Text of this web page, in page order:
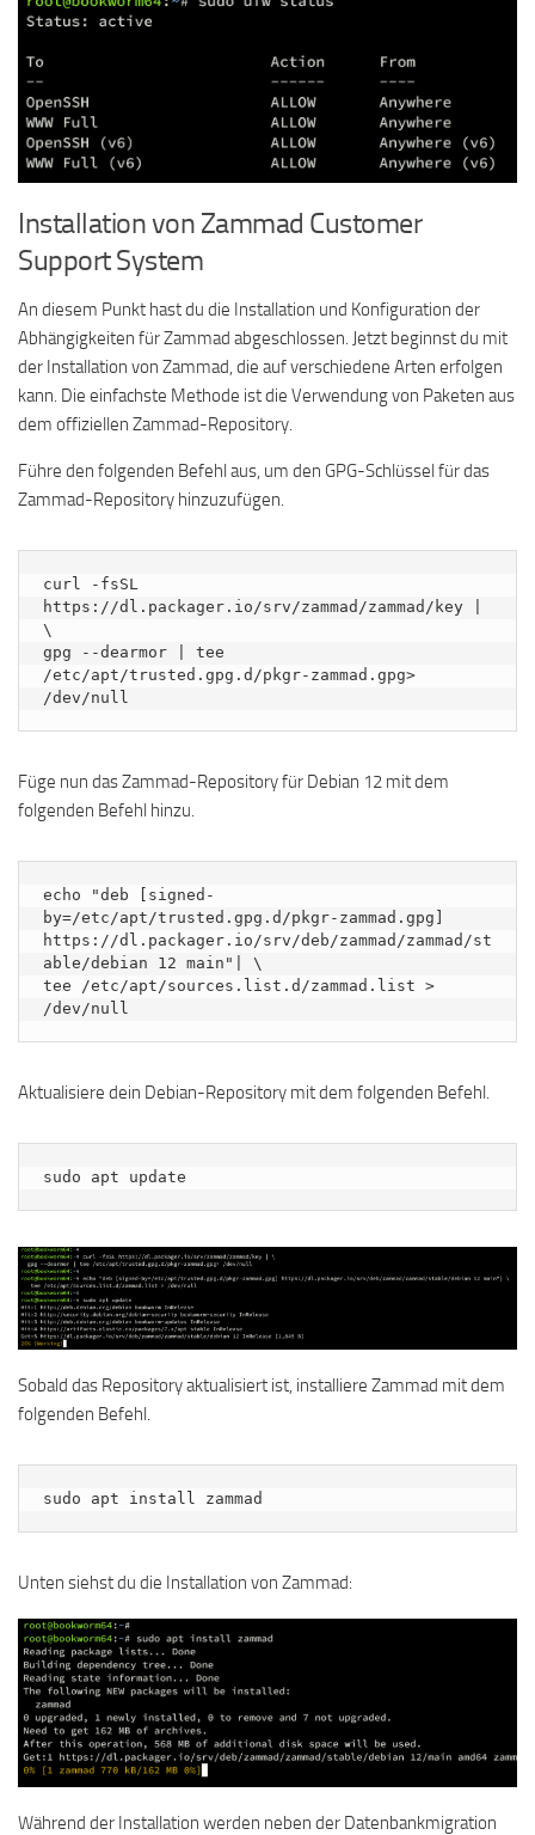
Installation von Zammad Customer
Support System
An diesem Punkt hast du die Installation und Konfiguration der
Abhängigkeiten für Zammad abgeschlossen. Jetzt beginnst du mit
der Installation von Zammad, die auf verschiedene Arten erfolgen
kann. Die einfachste Methode ist die Verwendung von Paketen aus
dem offiziellen Zammad-Repository.
Führe den folgenden Befehl aus, um den GPG-Schlüssel für das
Zammad-Repository hinzuzufügen.
curl -fsSL
https://dl.packager.io/srv/zammad/zammad/key |
\
gpg --dearmor | tee
/etc/apt/trusted.gpg.d/pkgr-zammad.gpg>
/dev/null
Füge nun das Zammad-Repository für Debian 12 mit dem
folgenden Befehl hinzu.
echo "deb [signed-
by=/etc/apt/trusted.gpg.d/pkgr-zammad.gpg]
https://dl.packager.io/srv/deb/zammad/zammad/st
able/debian 12 main"| \
tee /etc/apt/sources.list.d/zammad.list >
/dev/null
Aktualisiere dein Debian-Repository mit dem folgenden Befehl.
sudo apt update
Sobald das Repository aktualisiert ist, installiere Zammad mit dem
folgenden Befehl.
sudo apt install zammad
Unten siehst du die Installation von Zammad:
Während der Installation werden neben der Datenbankmigration